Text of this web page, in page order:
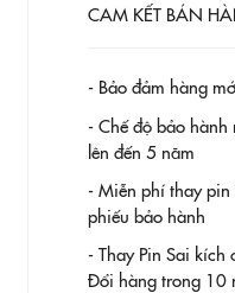
CAM KẾT BÁN
- Bảo đảm hàng
- Chế độ bảo
lên đến 5 năm
- Miễn phí thay
phiếu bảo hành
- Thay Pin Sai kích
Đổi hàng trong 10